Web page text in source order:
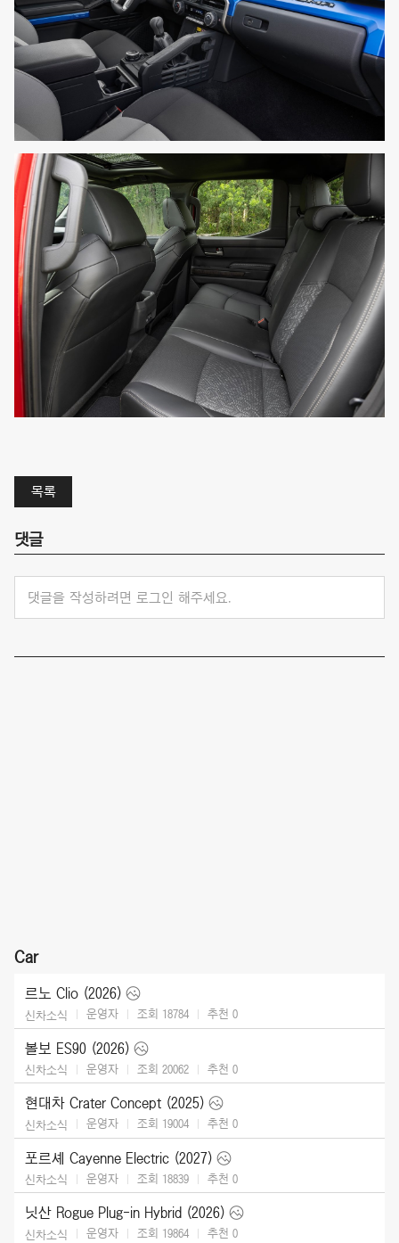
목록
댓글
댓글을 작성하려면 로그인 해주세요.
Car
르노 Clio (2026)
신차소식 운영자 조회 18784 추천 0
볼보 ES90 (2026)
신차소식 운영자 조회 20062 추천 0
현대차 Crater Concept (2025)
신차소식 운영자 조회 19004 추천 0
포르셰 Cayenne Electric (2027)
신차소식 운영자 조회 18839 추천 0
닛산 Rogue Plug-in Hybrid (2026)
신차소식 운영자 조회 19864 추천 0